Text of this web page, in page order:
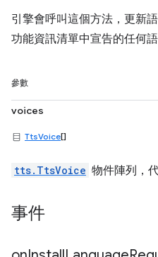
引擎會呼叫這個方法，更新
功能資訊清單中宣告的任何語
參數
voices
TtsVoice[]
tts.TtsVoice 物件陣列，
事件